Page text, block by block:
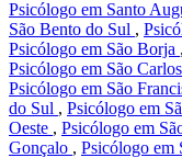
Psicólogo em Santo
São Bento do Sul ,
Psicólogo em São Borja ,
Psicólogo em São Carlos
Psicólogo em São
do Sul , Psicólogo em
Oeste , Psicólogo em
Gonçalo , Psicólogo em